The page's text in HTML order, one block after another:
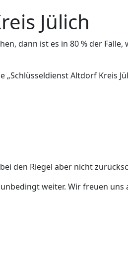
Jülich
dann ist es in 80 % der
Altdorf Kreis
den Riegel aber nicht
weiter. Wir freuen